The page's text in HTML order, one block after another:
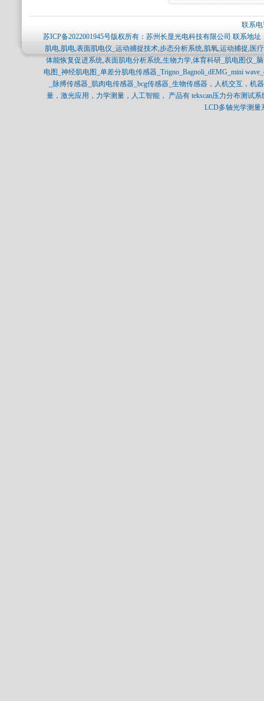
联系
苏ICP备2022001945号版权所有：苏州长显光电科技有限公司 联系地
肌电,肌电,表面肌电仪_运动捕捉技术,步态分析系统,肌氧,运动捕捉,医
体能恢复促进系统,表面肌电分析系统,生物力学,体育科研_肌电图仪_
电图_神经肌电图_单差分肌电传感器_Trigno_Bagnoli_dEMG_mini
_脉搏传感器_肌肉电传感器_bcg传感器_生物传感器，人机交互，
量，激光应用，力学测量，人工智能， 产品有 tekscan压力分布测试
LCD多轴光学测量